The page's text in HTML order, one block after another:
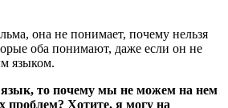
она не понимает, почему нельзя
оба понимают, даже если он не
языком.
язык, то почему мы не можем на нем
проблем? Хотите, я могу на